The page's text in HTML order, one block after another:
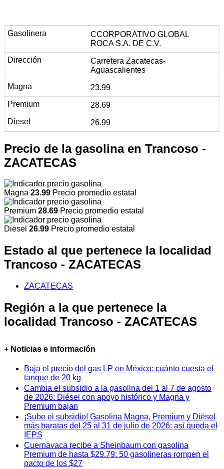
CCORPORATIVO GLOBAL
ROCA S.A. DE C.V.
Carretera Zacatecas-
Aguascalientes
23.99
28.69
26.99
Precio de la gasolina en Trancoso -
ZACATECAS
Magna 23.99 Precio promedio estatal
Premium 28.69 Precio promedio estatal
Diesel 26.99 Precio promedio estatal
Estado al que pertenece la localidad
Trancoso - ZACATECAS
ZACATECAS
Región a la que pertenece la
localidad Trancoso - ZACATECAS
+ Noticias e información
Baja el precio del gas LP en México: cuánto cuesta el
tanque de 20 kg
Cambia el subsidio a la gasolina del 1 al 7 de agosto
de 2026: Diésel con apoyo histórico y Magna y
Premium bajan
¡Sube el subsidio! Gasolina Magna, Premium y Diésel
más baratas del 25 al 31 de julio de 2026: así queda el
IEPS
Cuernavaca recibe a Sheinbaum con gasolina
Premium de hasta $29.79: 50 gasolineras rompen el
pacto de los $27